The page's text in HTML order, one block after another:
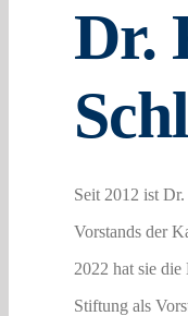
Dr.
Seit 2012 ist
Vorstands der
2022 hat sie
Stiftung als